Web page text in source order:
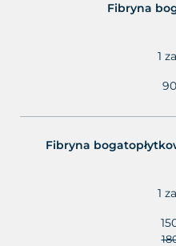
Fibryna
1
Fibryna
1